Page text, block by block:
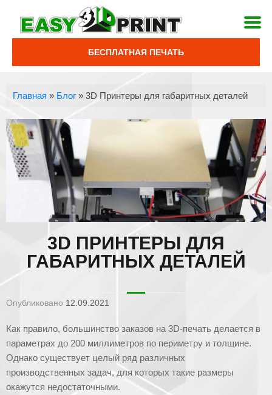
БЕСПЛАТНАЯ ПЕЧАТЬ
Главная » Блог »3D Принтеры для габаритных деталей
3D ПРИНТЕРЫ ДЛЯ
ГАБАРИТНЫХ ДЕТАЛЕЙ
Опубликовано 12.09.2021
Как правило, большинство заказов на 3D-печать делается в
параметрах до 200 миллиметров по периметру и толщине.
Однако существует целый ряд различных
производственных задач, для которых такие размеры
окажутся недостаточными.